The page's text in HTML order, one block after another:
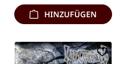
HINZUFÜGEN